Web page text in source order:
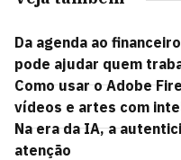
Da agenda ao
pode ajudar quem
Como usar o Adobe
vídeos e artes com
Na era da IA, a
atenção